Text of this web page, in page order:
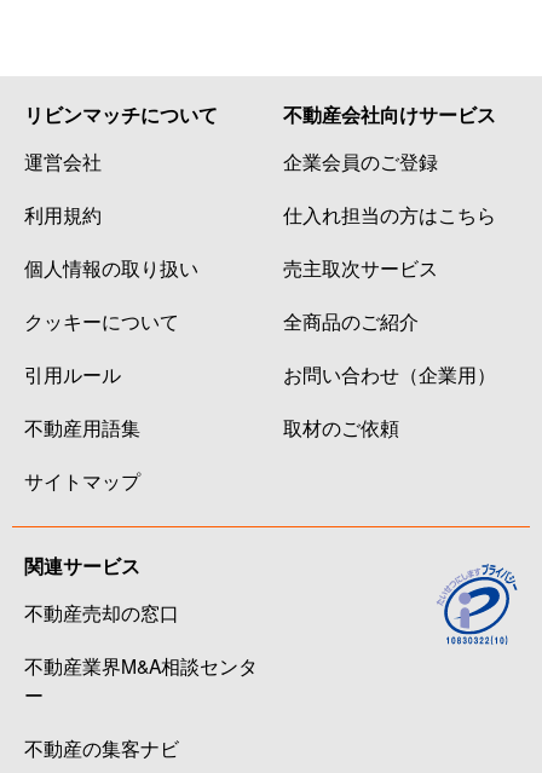
リビンマッチについて
運営会社
利用規約
個人情報の取り扱い
クッキーについて
引用ルール
不動産用語集
サイトマップ
不動産会社向けサービス
企業会員のご登録
仕入れ担当の方はこちら
売主取次サービス
全商品のご紹介
お問い合わせ（企業用）
取材のご依頼
関連サービス
不動産売却の窓口
不動産業界M&A相談センタ
ー
不動産の集客ナビ